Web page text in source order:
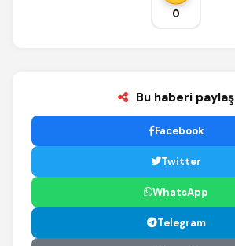
0
Bu haberi paylaş
Facebook
Twitter
WhatsApp
Telegram